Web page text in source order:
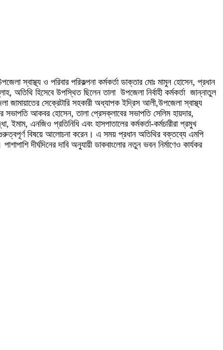
স্বাস্থ্য ও পরিবার পরিকল্পনা কর্মকর্তা ডাক্তার মোঃ মামুন হোসেন, প্রধান
হিসেবে উপস্থিত ছিলেন তালা উপজেলা নির্বাহী কর্মকর্তা জান্নাতুল
জামায়াতের সেক্রেটারি সহকারী অধ্যাপক ইদ্রিস আলী,উপজেলা স্বাস্থ্য
সভাপতি আকবর হোসেন, তালা প্রেসক্লাবের সভাপতি সেলিম হায়দার,
এনজিও প্রতিনিধি এবং হাসপাতালের কর্মকর্তা-কর্মচারীরা প্রমুখ
গুরুত্বপূর্ণ বিষয়ে আলোচনা করেন। এ সময় প্রধান অতিথির বক্তব্যে এমপি
দীর্ঘদিনের দাবি অনুযায়ী ডাকবাংলোর নতুন ভবন নির্মাণেও কার্যকর